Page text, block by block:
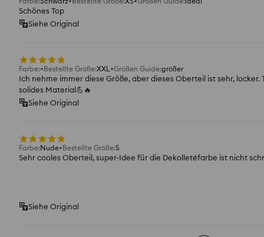
Schönes Top
Siehe Original
Farbe: Bestellte Größe:XXL Größen Guide:größer
Ich nehme immer diese Größe, aber dieses Oberteil ist sehr,
solides Material💪🔥
Siehe Original
Farbe:Nude Bestellte Größe:S
Sehr cooles Oberteil, super-Idee für die Dekolletéfarbe ist nicht
Siehe Original